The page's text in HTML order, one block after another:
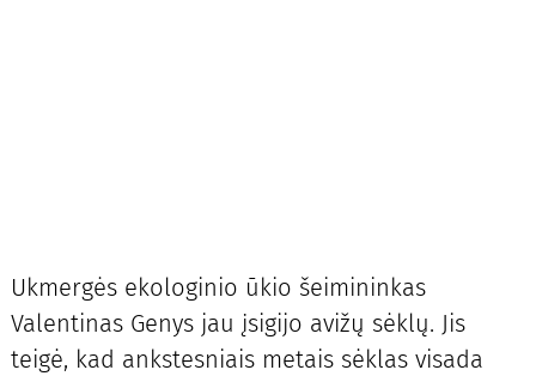
Ukmergės ekologinio ūkio šeimininkas
Valentinas Genys jau įsigijo avižų sėklų. Jis
teigė, kad ankstesniais metais sėklas visada